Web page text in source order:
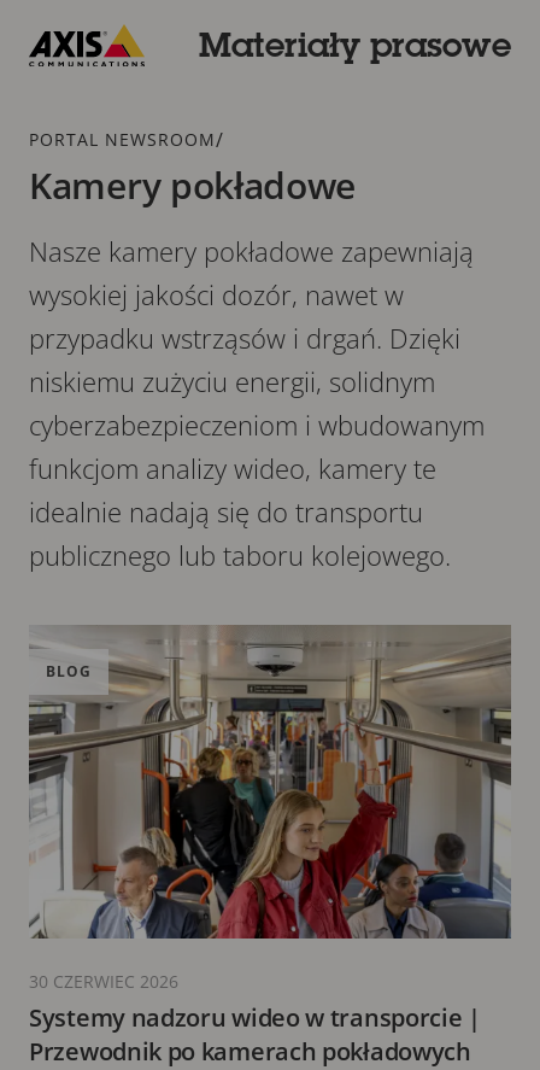
głównej
Materiały prasowe
Dodatek
PORTAL NEWSROOM/
Kamery pokładowe
Nasze kamery pokładowe zapewniają
wysokiej jakości dozór, nawet w
przypadku wstrząsów i drgań. Dzięki
niskiemu zużyciu energii, solidnym
cyberzabezpieczeniom i wbudowanym
funkcjom analizy wideo, kamery te
idealnie nadają się do transportu
publicznego lub taboru kolejowego.
Systemy nadzoru wideo w transporcie |
Przewodnik po kamerach pokładowych
BLOG
30 CZERWIEC 2026